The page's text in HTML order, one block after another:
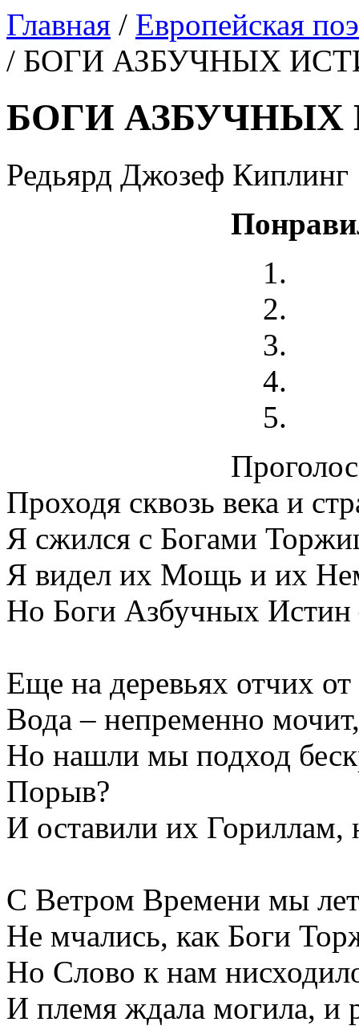
Главная / Европейская
/ БОГИ АЗБУЧНЫХ
БОГИ АЗБУЧНЫХ
Редьярд Джозеф Киплинг
Проходя сквозь века и
Я сжился с Богами
Я видел их Мощь и их
Но Боги Азбучных Истин
Еще на деревьях отчих
Вода – непременно
Но нашли мы подход
Порыв?
И оставили их Гориллам,
С Ветром Времени мы
Не мчались, как Боги
Но Слово к нам
И племя ждала могила, и